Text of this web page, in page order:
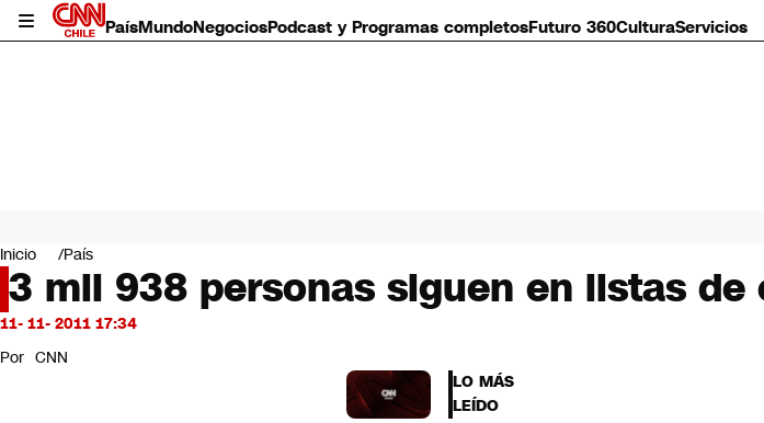
PaísMundoNegociosPodcast y Programas completosFuturo 360CulturaServicios
Mundo
Negocios
Deportes
Programas completos
Servicios
Inicio País
3 mil 938 personas siguen en listas de
11- 11- 2011 17:34
Por CNN
LO MÁS
LEÍDO